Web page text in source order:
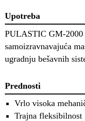
Upotreba
PULASTIC GM-2000
samoizravnavajuća
ugradnju bešavnih
Prednosti
Vrlo visoka
Trajna fleksibilnost